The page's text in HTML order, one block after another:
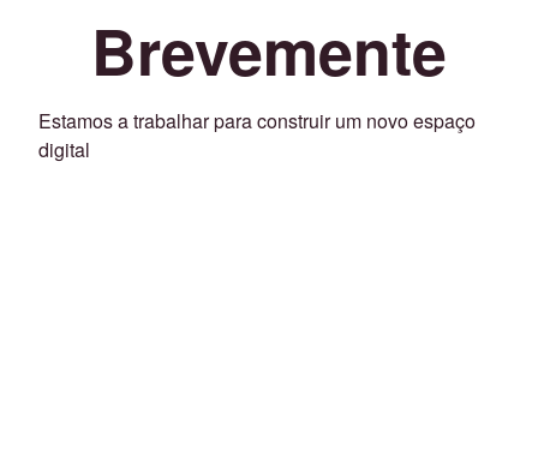
Brevemente
Estamos a trabalhar para construir um novo espaço
digital